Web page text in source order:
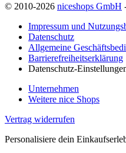
© 2010-2026 niceshops GmbH
Impressum und
Datenschutz
Allgemeine
Barrierefreiheitserklärung
Datenschutz-
Unternehmen
Weitere nice Shops
Vertrag widerrufen
Personalisiere dein